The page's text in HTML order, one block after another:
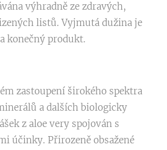
výhradně ze zdravých,
listů. Vyjmutá dužina je
konečný produkt.
zastoupení širokého spektra
a dalších biologicky
z aloe very spojován s
účinky. Přirozeně obsažené